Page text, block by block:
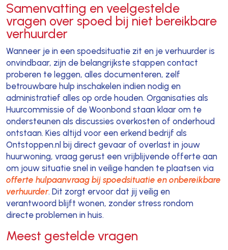
Samenvatting en veelgestelde
vragen over spoed bij niet bereikbare
verhuurder
Wanneer je in een spoedsituatie zit en je verhuurder is
onvindbaar, zijn de belangrijkste stappen contact
proberen te leggen, alles documenteren, zelf
betrouwbare hulp inschakelen indien nodig en
administratief alles op orde houden. Organisaties als
Huurcommissie of de Woonbond staan klaar om te
ondersteunen als discussies overkosten of onderhoud
ontstaan. Kies altijd voor een erkend bedrijf als
Ontstoppen.nl bij direct gevaar of overlast in jouw
huurwoning, vraag gerust een vrijblijvende offerte aan
om jouw situatie snel in veilige handen te plaatsen via
offerte hulpaanvraag bij spoedsituatie en onbereikbare
verhuurder. Dit zorgt ervoor dat jij veilig en
verantwoord blijft wonen, zonder stress rondom
directe problemen in huis.
Meest gestelde vragen